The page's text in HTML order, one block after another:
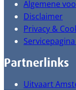
Algemene
Disclaimer
Privacy &
Servicepagina
Partnerlinks
Uitvaart